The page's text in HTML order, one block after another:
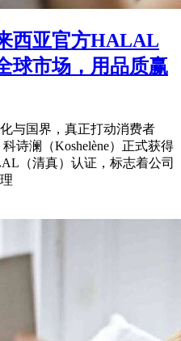
西亚官方HALAL
市场，用品质赢
与国界，真正打动消费者
诗澜（Koshelène）正式获得
（清真）认证，标志着公司